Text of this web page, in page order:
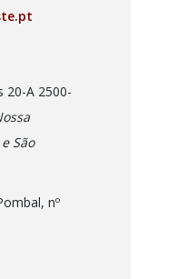
20-A 2500-
São
nº